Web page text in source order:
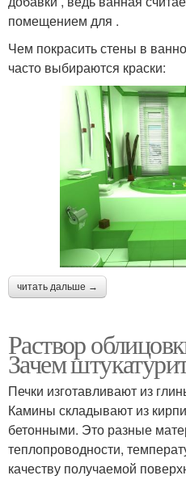
помещением для .
Чем покрасить стены в
часто выбираются краски:
читать дальше →
Раствор
Зачем
Печки изготавливают из
Камины складывают из
бетонными. Это разные
теплопроводности,
качеству получаемой